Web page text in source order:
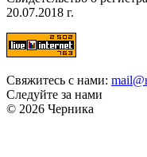
20.07.2018 г.
Свяжитесь с нами:
Следуйте за нами
© 2026 Черника